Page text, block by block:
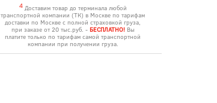
4Доставим товар до терминала любой
транспортной компании (ТК) в Москве по тарифам
доставки по Москве с полной страховкой груза,
при заказе от 20 тыс.руб. - БЕСПЛАТНО!Вы
платите только по тарифам самой транспортной
компании при получении груза.